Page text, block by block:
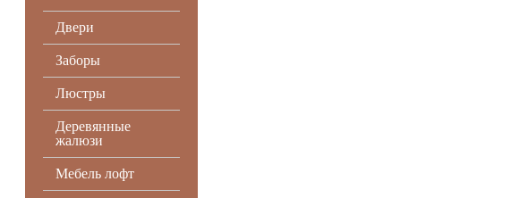
Двери
Заборы
Люстры
Деревянные
жалюзи
Мебель лофт